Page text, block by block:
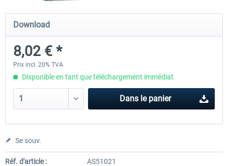
Just Trains - U-Bahn Hamburg U1 &
39,95 € *
Railworks Szenario-Pack
Download
8,02 € *
Prix incl. 20% TVA
Disponible en tant que téléchargement immédiat
Dans le panier
Se souv.
Réf. d'article :
AS51021